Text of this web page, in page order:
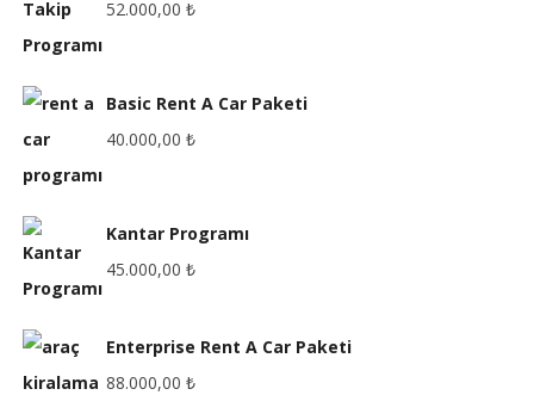
52.000,00 ₺
Basic Rent A Car Paketi
40.000,00 ₺
Kantar Programı
45.000,00 ₺
Enterprise Rent A Car Paketi
88.000,00 ₺